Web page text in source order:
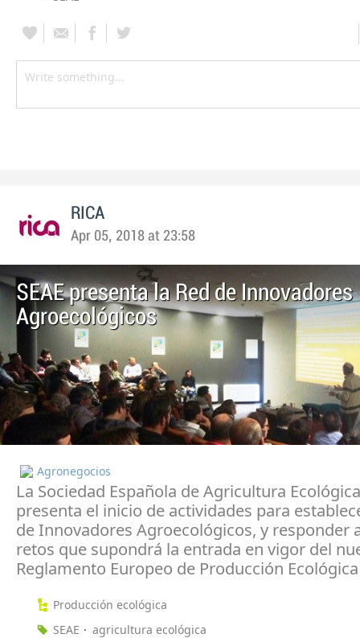
RICA
Apr 05, 2018 at 23:58
SEAE presenta la Red de Innovadores
Agroecológicos
Agronegocios
La Sociedad Española de Agricultura Ecológica
presenta el inicio de actividades para
de Innovadores Agroecológicos, y responder
retos que supondrá la entrada en vigor del
Reglamento Europeo de Producción
Producción ecológica
SEAE
agricultura ecológica